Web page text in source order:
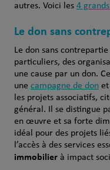
autres. Voici les 4
Le don sans
Le don sans
particuliers, des
une cause par un don.
une campagne de donet
les projets associatifs,
général. Il se distingue
en œuvre et sa forte
idéal pour des projets
l’accès à des services
immobilierà impact